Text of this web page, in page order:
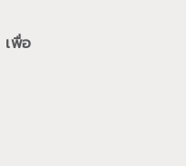
เพื่อ